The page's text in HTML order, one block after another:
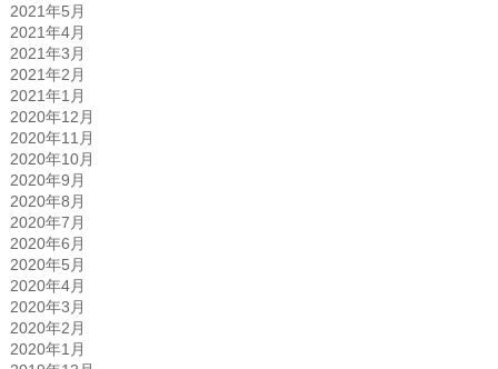
2021年5月
2021年4月
2021年3月
2021年2月
2021年1月
2020年12月
2020年11月
2020年10月
2020年9月
2020年8月
2020年7月
2020年6月
2020年5月
2020年4月
2020年3月
2020年2月
2020年1月